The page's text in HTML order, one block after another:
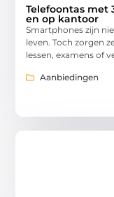
Telefoontas met
en op kantoor
Smartphones zijn
leven. Toch zorgen
lessen, examens of
Aanbiedingen